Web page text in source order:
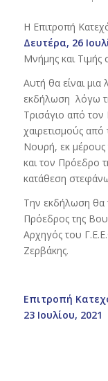
Η Επιτροπή
Δευτέρα, 26
Μνήμης και Τιμής
Αυτή θα είναι μια
εκδήλωση λόγω
Τρισάγιο από
χαιρετισμούς
Νουρή, εκ
και τον Πρόεδρο
κατάθεση
Την εκδήλωση θα
Πρόεδρος της
Αρχηγός του
Ζερβάκης.
Επιτροπή
23 Ιουλίου, 2021